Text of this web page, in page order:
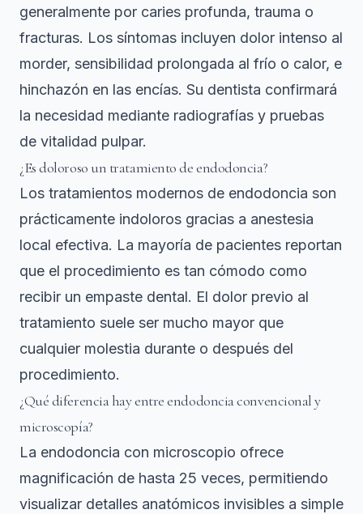
generalmente por caries profunda, trauma o
fracturas. Los síntomas incluyen dolor intenso al
morder, sensibilidad prolongada al frío o calor, e
hinchazón en las encías. Su dentista confirmará
la necesidad mediante radiografías y pruebas
de vitalidad pulpar.
¿Es doloroso un tratamiento de endodoncia?
Los tratamientos modernos de endodoncia son
prácticamente indoloros gracias a anestesia
local efectiva. La mayoría de pacientes reportan
que el procedimiento es tan cómodo como
recibir un empaste dental. El dolor previo al
tratamiento suele ser mucho mayor que
cualquier molestia durante o después del
procedimiento.
¿Qué diferencia hay entre endodoncia convencional y
microscopía?
La endodoncia con microscopio ofrece
magnificación de hasta 25 veces, permitiendo
visualizar detalles anatómicos invisibles a simple